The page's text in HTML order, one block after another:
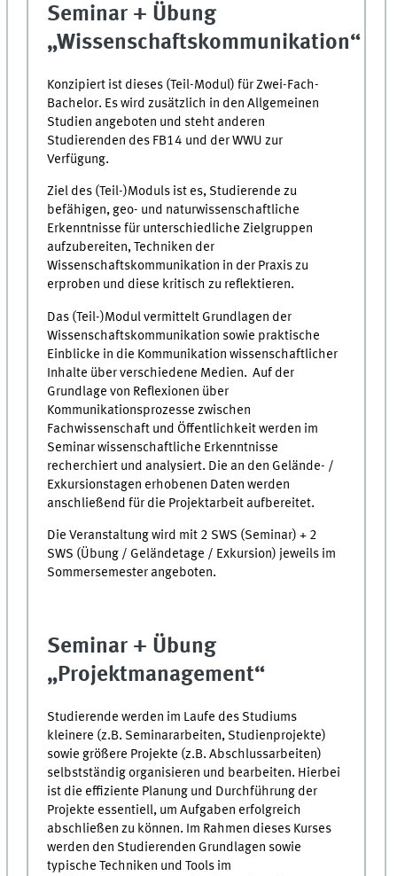
Seminar + Übung
„Wissenschaftskommunikation“
Konzipiert ist dieses (Teil-Modul) für Zwei-Fach-
Bachelor. Es wird zusätzlich in den Allgemeinen
Studien angeboten und steht anderen
Studierenden des FB14 und der WWU zur
Verfügung.
Ziel des (Teil-)Moduls ist es, Studierende zu
befähigen, geo- und naturwissenschaftliche
Erkenntnisse für unterschiedliche Zielgruppen
aufzubereiten, Techniken der
Wissenschaftskommunikation in der Praxis zu
erproben und diese kritisch zu reflektieren.
Das (Teil-)Modul vermittelt Grundlagen der
Wissenschaftskommunikation sowie praktische
Einblicke in die Kommunikation wissenschaftlicher
Inhalte über verschiedene Medien. Auf der
Grundlage von Reflexionen über
Kommunikationsprozesse zwischen
Fachwissenschaft und Öffentlichkeit werden im
Seminar wissenschaftliche Erkenntnisse
recherchiert und analysiert. Die an den Gelände- /
Exkursionstagen erhobenen Daten werden
anschließend für die Projektarbeit aufbereitet.
Die Veranstaltung wird mit 2 SWS (Seminar) + 2
SWS (Übung / Geländetage / Exkursion) jeweils im
Sommersemester angeboten.
Seminar + Übung
„Projektmanagement“
Studierende werden im Laufe des Studiums
kleinere (z.B. Seminararbeiten, Studienprojekte)
sowie größere Projekte (z.B. Abschlussarbeiten)
selbstständig organisieren und bearbeiten. Hierbei
ist die effiziente Planung und Durchführung der
Projekte essentiell, um Aufgaben erfolgreich
abschließen zu können. Im Rahmen dieses Kurses
werden den Studierenden Grundlagen sowie
typische Techniken und Tools im